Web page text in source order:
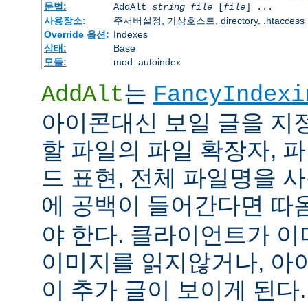
문법:
AddAlt string file[file] ...
사용장소:
주서버설정, 가상호스트, directory, .htaccess
Override 옵션: Indexes
상태:
Base
모듈:
mod_autoindex
AddAlt는
아이콘대신 보일 글을 지
할 파일의 파일 확장자,
드 표현, 전체 파일명을
에 공백이 들어간다면 따
야 한다. 클라이언트가
이미지를 읽지않거나, 아
이 추가 글이 보이게 된다.